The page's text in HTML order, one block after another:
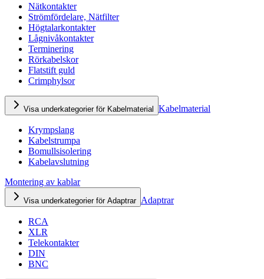
Nätkontakter
Strömfördelare, Nätfilter
Högtalarkontakter
Lågnivåkontakter
Terminering
Rörkabelskor
Flatstift guld
Crimphylsor
Visa underkategorier för Kabelmaterial Kabelmaterial
Krympslang
Kabelstrumpa
Bomullsisolering
Kabelavslutning
Montering av kablar
Visa underkategorier för Adaptrar Adaptrar
RCA
XLR
Telekontakter
DIN
BNC